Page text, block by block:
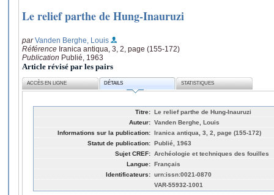
Le relief parthe de Hung-Inauruzi
parVanden Berghe, Louis
Référence Iranica antiqua, 3, 2, page (155-172)
Publication Publié, 1963
Article révisé par les pairs
ACCÈS EN LIGNE DÉTAILS STATISTIQUES
Titre: Le relief parthe de Hung-Inauruzi
Auteur: Vanden Berghe, Louis
Informations sur la publication: Iranica antiqua, 3, 2, page (155-172)
Statut de publication: Publié, 1963
Sujet CREF: Archéologie et techniques des fouilles
Langue: Français
Identificateurs: urn:issn:0021-0870
VAR-55932-1001